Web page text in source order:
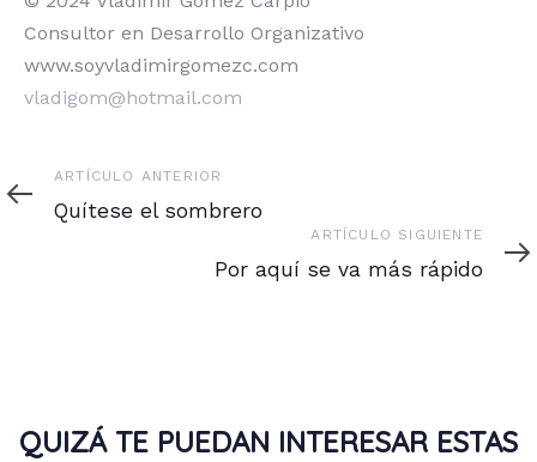
Consultor en Desarrollo Organizativo
www.soyvladimirgomezc.com
vladigom@hotmail.com
Artículo
anterior
ARTÍCULO ANTERIOR
Quítese el sombrero
siguiente
ARTÍCULO SIGUIENTE
Por aquí se va más rápido
QUIZÁ TE PUEDAN INTERESAR ESTAS